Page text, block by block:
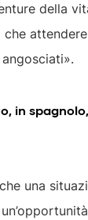
della
in
una